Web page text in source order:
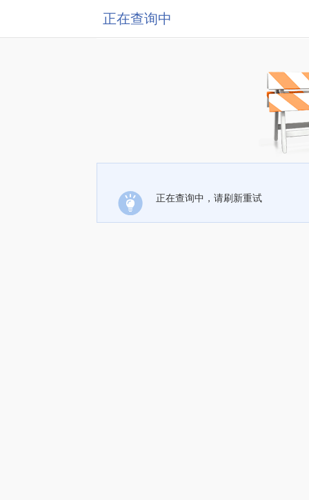
正在查询中
正在查询中，请刷新重试